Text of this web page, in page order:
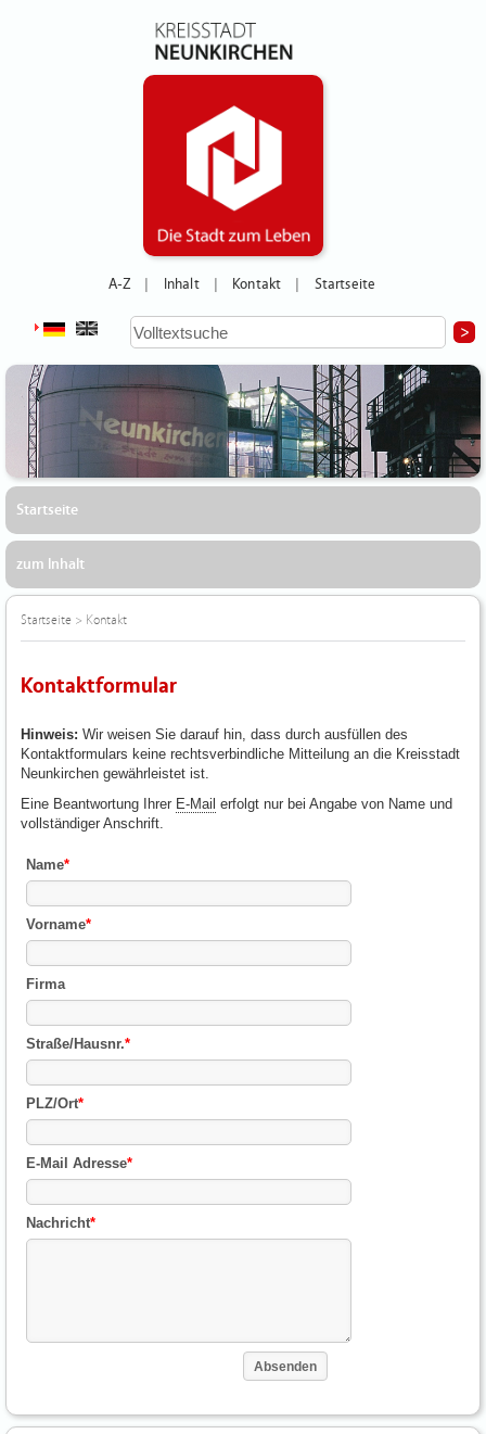
A-Z Inhalt Kontakt Startseite
Startseite
zum Inhalt
Startseite > Kontakt
Kontaktformular
Hinweis: Wir weisen Sie darauf hin, dass durch ausfüllen des
Kontaktformulars keine rechtsverbindliche Mitteilung an die Kreisstadt
Neunkirchen gewährleistet ist.
Eine Beantwortung Ihrer E-Mail erfolgt nur bei Angabe von Name und
vollständiger Anschrift.
Name*
Vorname*
Firma
Straße/Hausnr.*
PLZ/Ort*
E-Mail Adresse*
Nachricht*